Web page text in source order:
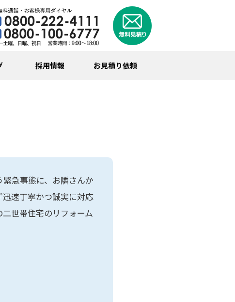
採用情報 お見積り依頼
急事態に、お隣さんか
速丁寧かつ誠実に対応
世帯住宅のリフォーム